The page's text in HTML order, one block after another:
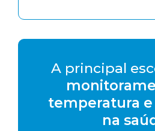
A principal
temperatura
na